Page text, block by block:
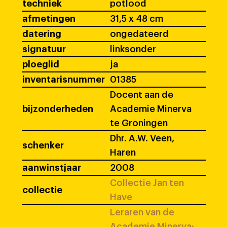
techniek
potlood
afmetingen
31,5 x 48 cm
datering
ongedateerd
signatuur
linksonder
ploeglid
ja
inventarisnummer
01385
bijzonderheden
Docent aan de
Academie Minerva
te Groningen
schenker
Dhr. A.W. Veen,
Haren
aanwinstjaar
2008
collectie
Collectie Jan ten
Have
Leraren van de